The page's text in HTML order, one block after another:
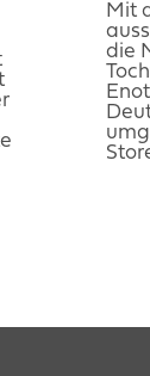
Mit
die